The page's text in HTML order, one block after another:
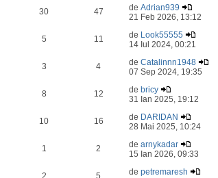
30 47 deAdrian939
21 Feb 2026, 13:12
5 11 de Look55555
14 Iul 2024, 00:21
3 4 deCatalinnn1948
07 Sep 2024, 19:35
8 12 de bricy
31 Ian 2025, 19:12
10 16 de DARIDAN
28 Mai 2025, 10:24
1 2 dearnykadar
15 Ian 2026, 09:33
2 5 depetremaresh